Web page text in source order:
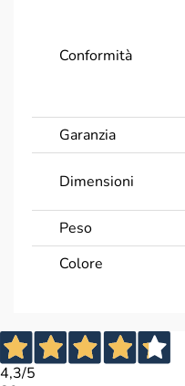
Conformità
Garanzia
Dimensioni
Peso
Colore
4,3/5